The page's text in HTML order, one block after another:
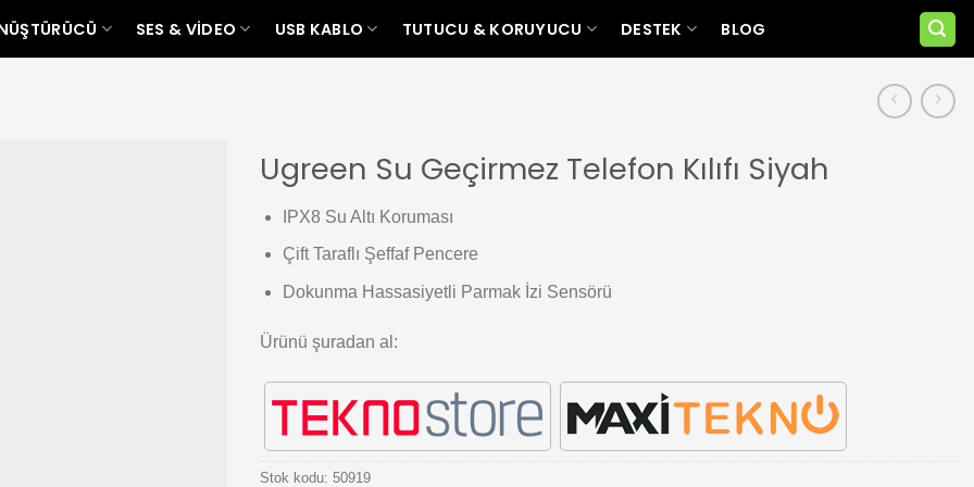
SES & VIDEO USB KABLO TUTUCU & KORUYUCU DESTEK BLOG
Ugreen Su Geçirmez Telefon Kılıfı Siyah
IPX8 Su Altı Koruması
Çift Taraflı Şeffaf Pencere
Dokunma Hassasiyetli Parmak İzi Sensörü
Ürünü şuradan al:
Stok kodu: 50919